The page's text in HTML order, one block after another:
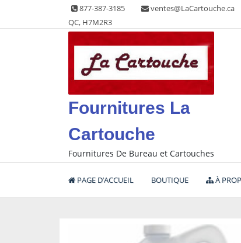
content
877-387-3185 ventes@LaCartouche.ca
QC, H7M2R3
Fournitures La
Cartouche
Fournitures De Bureau et Cartouches
PAGE D’ACCUEIL BOUTIQUE À